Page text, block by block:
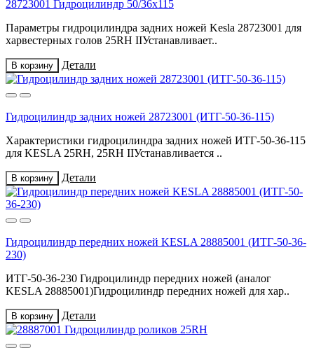
28723001 Гидроцилиндр 50/36x115
Параметры гидроцилиндра задних ножей Kesla 28723001 для
харвестерных голов 25RH IIУстанавливает..
В корзину Детали
Гидроцилиндр задних ножей 28723001 (ИТГ-50-36-115)
Характеристики гидроцилиндра задних ножей ИТГ-50-36-115
для KESLA 25RH, 25RH IIУстанавливается ..
В корзину Детали
Гидроцилиндр передних ножей KESLA 28885001 (ИТГ-50-36-
230)
ИТГ-50-36-230 Гидроцилиндр передних ножей (аналог
KESLA 28885001)Гидроцилиндр передних ножей для хар..
В корзину Детали